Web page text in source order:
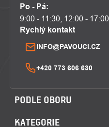
Po - Pá:
9:00 - 11:30, 12:00 - 17:00
Rychlý kontakt
INFO@PAVOUCI.CZ
+420 773 606 630
PODLE OBORU
KATEGORIE